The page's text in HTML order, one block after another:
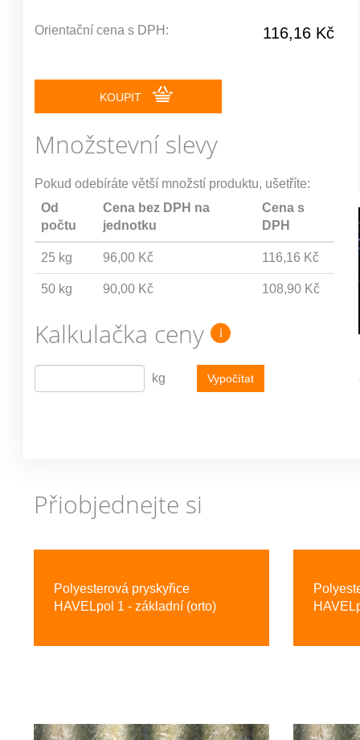
116,16 Kč
Orientační cena s DPH:
KOUPIT
Množstevní slevy
Pokud odebíráte větší množstí produktu, ušetříte:
Od
počtu
Cena bez DPH na
jednotku
Cena s
DPH
25 kg 96,00 Kč 116,16 Kč
50 kg 90,00 Kč 108,90 Kč
Kalkulačka ceny i
kg Vypočítat
Přiobjednejte si
Polyesterová pryskyřice
HAVELpol 1 - základní (orto)